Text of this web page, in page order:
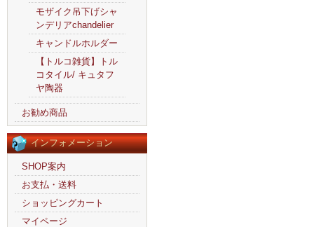
モザイク吊下げシャ
ンデリアchandelier
キャンドルホルダー
【トルコ雑貨】トル
コタイル/ キュタフ
ヤ陶器
お勧め商品
インフォメーション
SHOP案内
お支払・送料
ショッピングカート
マイページ